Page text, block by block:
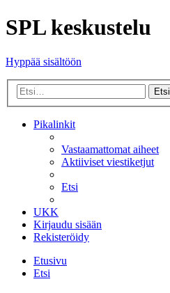
SPL keskustelu
Hyppää sisältöön
Etsi
Pikalinkit
Vastaamattomat aiheet
Aktiiviset viestiketjut
Etsi
UKK
Kirjaudu sisään
Rekisteröidy
Etusivu
Etsi